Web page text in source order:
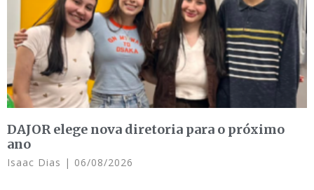
DAJOR elege nova diretoria para o próximo
ano
Isaac Dias 06/08/2026